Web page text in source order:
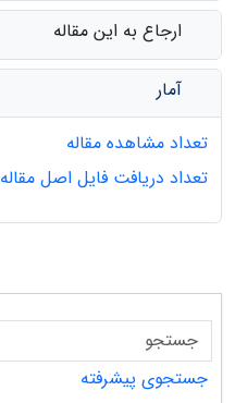
ارجاع به این مقاله
آمار
تعداد مشاهده مقاله
تعداد دریافت فایل اصل مقاله
جستجوی پیشرفته